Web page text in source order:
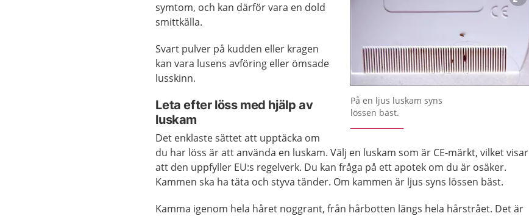
Förstora bilden
På en ljus luskam syns
lössen bäst.
symtom, och kan därför vara en dold
smittkälla.
Svart pulver på kudden eller kragen
kan vara lusens avföring eller ömsade
lusskinn.
Leta efter löss med hjälp av
luskam
Det enklaste sättet att upptäcka om
du har löss är att använda en luskam. Välj en luskam som är CE-märkt, vilket visar
att den uppfyller EU:s regelverk. Du kan fråga på ett apotek om du är osäker.
Kammen ska ha täta och styva tänder. Om kammen är ljus syns lössen bäst.
Kamma igenom hela håret noggrant, från hårbotten längs hela hårstrået. Det är